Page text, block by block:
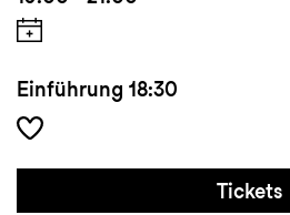
Einführung 18:30
Tickets